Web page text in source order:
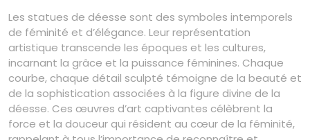
Les statues de déesse sont des symboles intemporels
de féminité et d’élégance. Leur représentation
artistique transcende les époques et les cultures,
incarnant la grâce et la puissance féminines. Chaque
courbe, chaque détail sculpté témoigne de la beauté et
de la sophistication associées à la figure divine de la
déesse. Ces œuvres d’art captivantes célèbrent la
force et la douceur qui résident au cœur de la féminité,